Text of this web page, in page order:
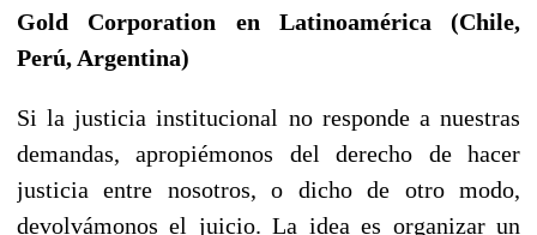
Gold Corporation en Latinoamérica (Chile,
Perú, Argentina)
Si la justicia institucional no responde a nuestras
demandas, apropiémonos del derecho de hacer
justicia entre nosotros, o dicho de otro modo,
devolvámonos el juicio. La idea es organizar un